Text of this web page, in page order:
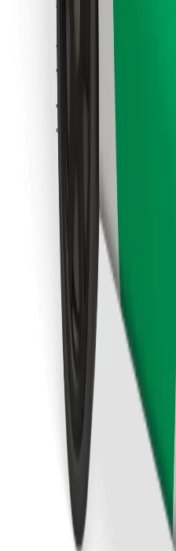
Zatraži vožnju i putuj
Preuzmi
Pronađi svoje najdraže
Preuzmi